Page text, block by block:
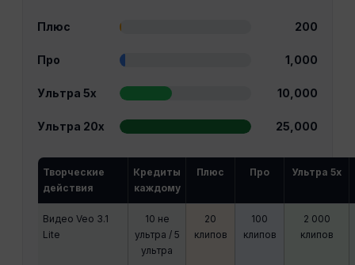
Плюс 200
Про 1,000
Ультра 5x 10,000
Ультра 20x 25,000
Творческие
действия
Кредиты
каждому
Плюс Про Ультра 5x
Видео Veo 3.1
Lite
10 не
ультра / 5
ультра
20
клипов
100
клипов
2 000
клипов